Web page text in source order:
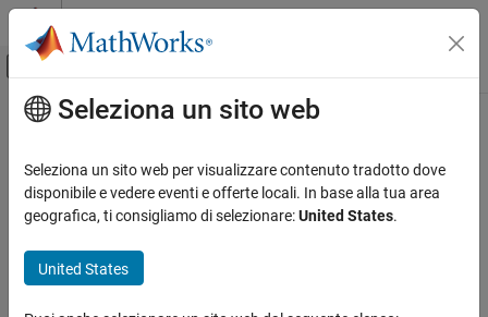
Vai al contenuto
Attiva/disattiva menu di navigazione
Pagina iniziale della documentazione
Contenuto principale
How useful was this information?
Seleziona un sito web
Seleziona un sito web per visualizzare contenuto tradotto dove
disponibile e vedere eventi e offerte locali. In base alla tua area
geografica, ti consigliamo di selezionare:United States.
United States